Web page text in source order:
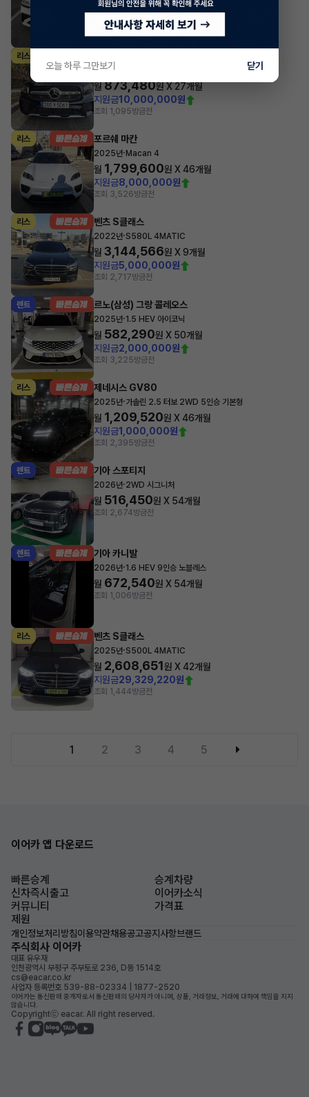
월 원 X36개월
조회 4,387 방금전
리스
2023년
월 873,480원 X 27개월
지원금10,000,000원
조회 1,095방금전
리스 포르쉐 마칸
2025년· Macan 4
월 1,799,600원 X46개월
지원금8,000,000원
조회 3,526방금전
리스 벤츠 S클래스
2022년·S580L 4MATIC
월 3,144,566원 X9개월
지원금5,000,000원
조회 2,717방금전
렌트 르노(삼성) 그랑 콜레오스
2025년·1.5 HEV 아이코닉
월 582,290원 X 50개월
지원금2,000,000원
조회 3,225방금전
리스 제네시스 GV80
2025년·가솔린 2.5 터보 2WD 5인승 기본형
월 1,209,520원 X46개월
지원금1,000,000원
조회 2,395방금전
렌트 기아 스포티지
2026년·2WD 시그니처
월 516,450원 X 54개월
조회 2,674방금전
렌트 기아 카니발
2026년·1.6 HEV 9인승 노블레스
월 672,540원 X 54개월
조회 1,006방금전
리스 벤츠 S클래스
2025년·S500L 4MATIC
월 2,608,651원 X42개월
지원금29,329,220원
조회 1,444방금전
1 2 3 4 5
이어카 앱 다운로드
빠른승계
승계차량
신차즉시출고
이어카소식
커뮤니티
가격표
제원
개인정보처리방침이용약관채용공고공지사항브랜드
주식회사 이어카
대표 유우재
인천광역시 부평구 주부토로 236, D동 1514호
cs@eacar.co.kr
사업자 등록번호 539-88-02334 | 1877-2520
이어카는 통신판매 중개자로서 통신판매의 당사자가 아니며, 상품, 거래정보, 거래에 대하여 책임을 지지
않습니다.
Copyrightⓒ eacar. All right reserved.
오늘 하루 그만보기 닫기